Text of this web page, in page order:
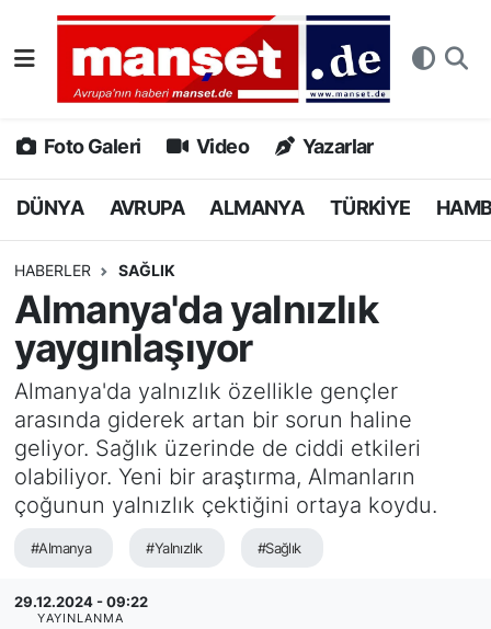
Foto Galeri Video Yazarlar
DÜNYA AVRUPA ALMANYA TÜRKİYE
HABERLER SAĞLIK
Almanya'da yalnızlık
yaygınlaşıyor
Almanya'da yalnızlık özellikle gençler
arasında giderek artan bir sorun haline
geliyor. Sağlık üzerinde de ciddi etkileri
olabiliyor. Yeni bir araştırma, Almanların
çoğunun yalnızlık çektiğini ortaya koydu.
#Almanya #Yalnızlık #Sağlık
29.12.2024 - 09:22
YAYINLANMA
DÜNYA
AVRUPA
ALMANYA
HAMBURG
SPOR
DEUTSCH
EKONOMİ
Nöbetçi Eczaneler
Hava Durumu
Namaz Vakitleri
Puan Durumu ve Fikstür
Tüm Manşetler
Son Dakika Haberleri
Haber Arşivi